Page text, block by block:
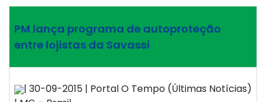
PM lança programa de autoproteção
entre lojistas da Savassi
| 30-09-2015 | Portal O Tempo (Últimas Notícias)